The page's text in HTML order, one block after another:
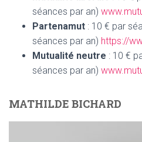
séances par an)
Partenamut : 10 € par
séances par an) https://
Mutualité neutre : 10 €
séances par an)
MATHILDE BICHARD